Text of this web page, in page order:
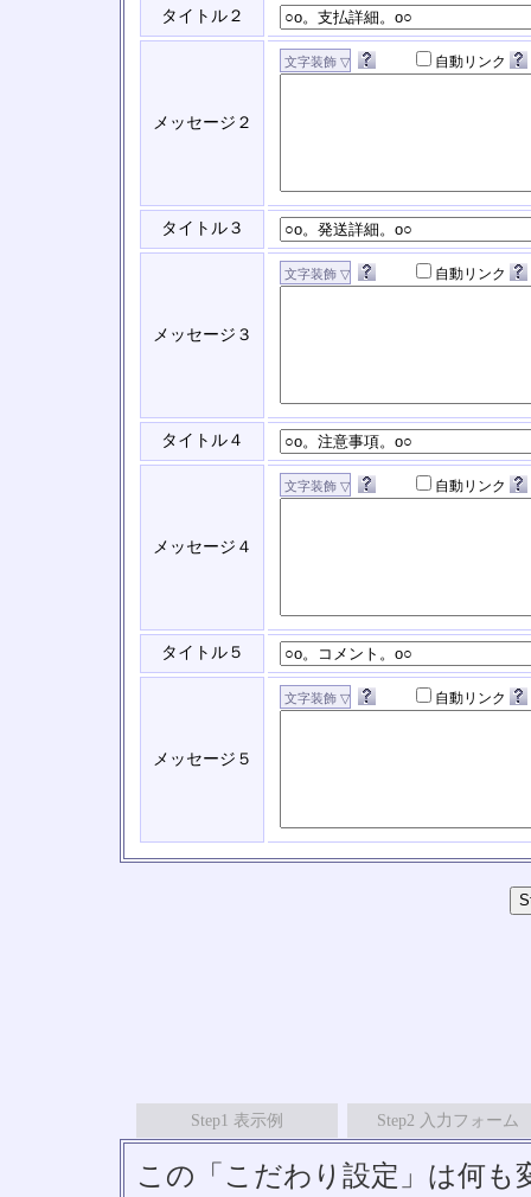
タイトル２
メッセージ２
自動リンク
タイトル３
メッセージ３
自動リンク
タイトル４
メッセージ４
自動リンク
タイトル５
メッセージ５
自動リンク
Step1 表示例 Step2 入力フォーム
この「こだわり設定」は何